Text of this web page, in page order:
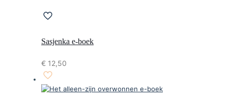
Sasjenka e-boek
€ 12,50